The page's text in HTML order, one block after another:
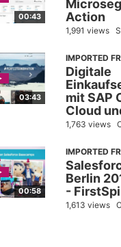
00:43
Action
1,991 views
03:43
IMPORTED
Digitale
mit SAP
Cloud
1,763 views
00:58
IMPORTED
Berlin
-
1,613 views